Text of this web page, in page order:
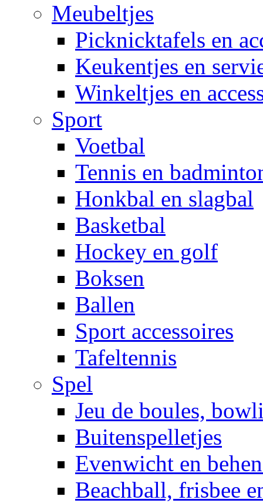
Meubeltjes
Picknicktafels en
Keukentjes en
Winkeltjes en
Sport
Voetbal
Tennis en
Honkbal en slagbal
Basketbal
Hockey en golf
Boksen
Ballen
Sport accessoires
Tafeltennis
Spel
Jeu de boules,
Buitenspelletjes
Evenwicht en
Beachball, frisbee